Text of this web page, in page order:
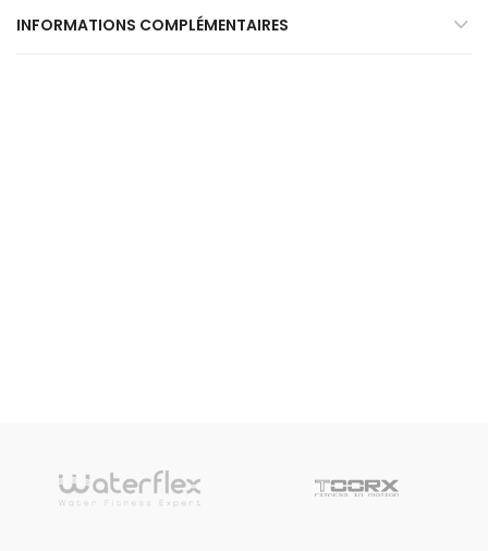
INFORMATIONS COMPLÉMENTAIRES